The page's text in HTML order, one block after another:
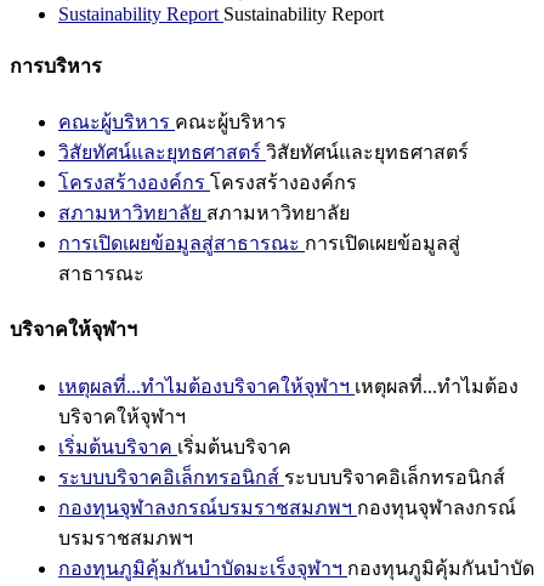
Sustainability Report Sustainability Report
การบริหาร
คณะผู้บริหาร คณะผู้บริหาร
วิสัยทัศน์และยุทธศาสตร์ วิสัยทัศน์และยุทธศาสตร์
โครงสร้างองค์กร โครงสร้างองค์กร
สภามหาวิทยาลัย สภามหาวิทยาลัย
การเปิดเผยข้อมูลสู่สาธารณะ การเปิดเผยข้อมูลสู่
สาธารณะ
บริจาคให้จุฬาฯ
เหตุผลที่...ทำไมต้องบริจาคให้จุฬาฯ เหตุผลที่...ทำไมต้อง
บริจาคให้จุฬาฯ
เริ่มต้นบริจาค เริ่มต้นบริจาค
ระบบบริจาคอิเล็กทรอนิกส์ ระบบบริจาคอิเล็กทรอนิกส์
กองทุนจุฬาลงกรณ์บรมราชสมภพฯ กองทุนจุฬาลงกรณ์
บรมราชสมภพฯ
กองทุนภูมิคุ้มกันบำบัดมะเร็งจุฬาฯ กองทุนภูมิคุ้มกันบำบัด